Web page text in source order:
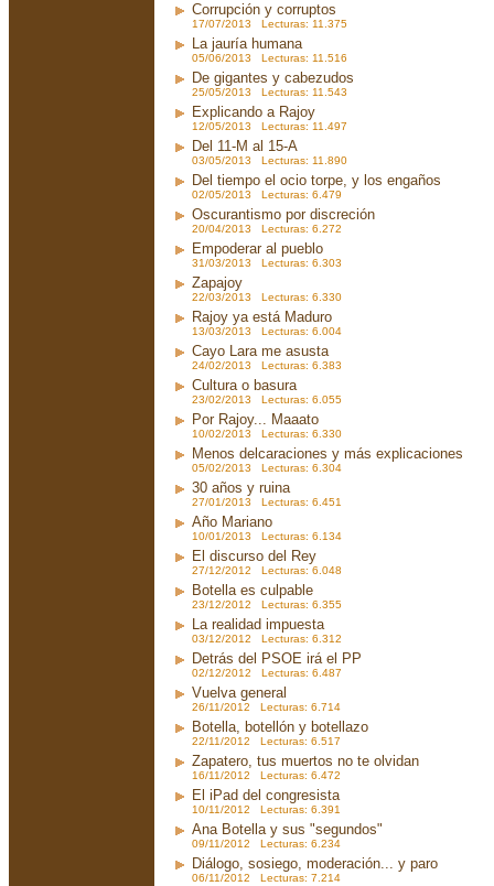
Corrupción y corruptos
17/07/2013 Lecturas: 11.375
La jauría humana
05/06/2013 Lecturas: 11.516
De gigantes y cabezudos
25/05/2013 Lecturas: 11.543
Explicando a Rajoy
12/05/2013 Lecturas: 11.497
Del 11-M al 15-A
03/05/2013 Lecturas: 11.890
Del tiempo el ocio torpe, y los engaños
02/05/2013 Lecturas: 6.479
Oscurantismo por discreción
20/04/2013 Lecturas: 6.272
Empoderar al pueblo
31/03/2013 Lecturas: 6.303
Zapajoy
22/03/2013 Lecturas: 6.330
Rajoy ya está Maduro
13/03/2013 Lecturas: 6.004
Cayo Lara me asusta
24/02/2013 Lecturas: 6.383
Cultura o basura
23/02/2013 Lecturas: 6.055
Por Rajoy... Maaato
10/02/2013 Lecturas: 6.330
Menos delcaraciones y más explicaciones
05/02/2013 Lecturas: 6.304
30 años y ruina
27/01/2013 Lecturas: 6.451
Año Mariano
10/01/2013 Lecturas: 6.134
El discurso del Rey
27/12/2012 Lecturas: 6.048
Botella es culpable
23/12/2012 Lecturas: 6.355
La realidad impuesta
03/12/2012 Lecturas: 6.312
Detrás del PSOE irá el PP
02/12/2012 Lecturas: 6.487
Vuelva general
26/11/2012 Lecturas: 6.714
Botella, botellón y botellazo
22/11/2012 Lecturas: 6.517
Zapatero, tus muertos no te olvidan
16/11/2012 Lecturas: 6.472
El iPad del congresista
10/11/2012 Lecturas: 6.391
Ana Botella y sus "segundos"
09/11/2012 Lecturas: 6.234
Diálogo, sosiego, moderación... y paro
06/11/2012 Lecturas: 7.214